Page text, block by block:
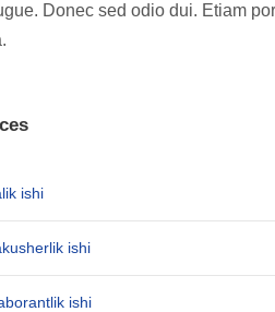
Donec sed odio dui. Etiam
ishi
ishi
ishi